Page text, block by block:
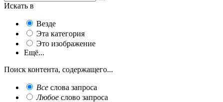
Искать в
Везде
Эта категория
Это изображение
Ещё...
Поиск контента, содержащего...
Все слова запроса
Любое слово запроса